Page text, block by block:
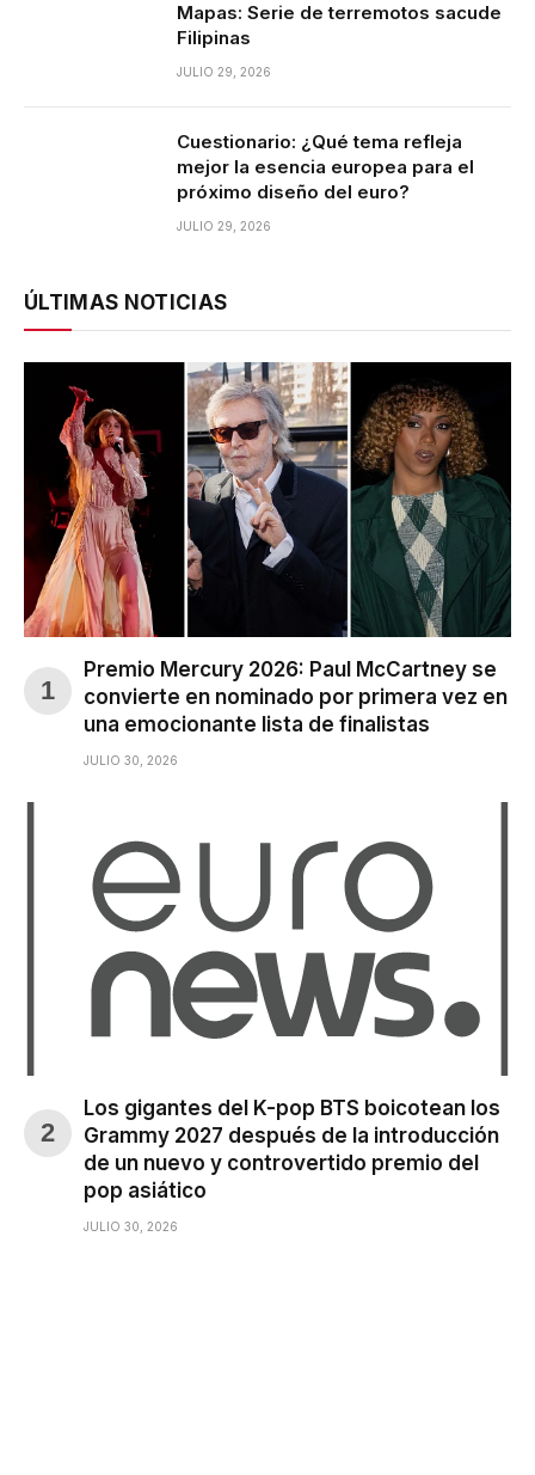
Mapas: Serie de terremotos sacude
Filipinas
JULIO 29, 2026
Cuestionario: ¿Qué tema refleja
mejor la esencia europea para el
próximo diseño del euro?
JULIO 29, 2026
ÚLTIMAS NOTICIAS
Premio Mercury 2026: Paul McCartney se
convierte en nominado por primera vez en
una emocionante lista de finalistas
JULIO 30, 2026
Los gigantes del K-pop BTS boicotean los
Grammy 2027 después de la introducción
de un nuevo y controvertido premio del
pop asiático
JULIO 30, 2026